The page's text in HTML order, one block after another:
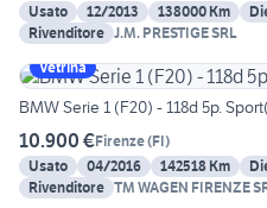
Usato
12/2013 138000 Km
Rivenditore J.M. PRESTIGE SRL
Vetrina
BMW Serie 1 (F20) - 118d 5p.
10.900 €Firenze(FI)
Usato
04/2016 142518 Km
Rivenditore TM WAGEN FIRENZE